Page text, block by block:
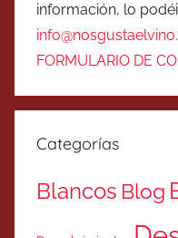
información, lo
FORMULARIO DE
Categorías
Blancos Blog